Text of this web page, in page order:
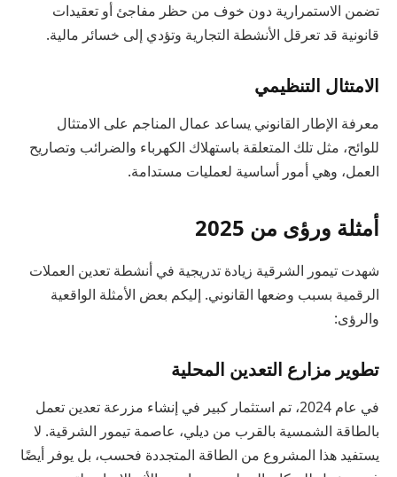
تضمن الاستمرارية دون خوف من حظر مفاجئ أو تعقيدات
قانونية قد تعرقل الأنشطة التجارية وتؤدي إلى خسائر مالية.
الامتثال التنظيمي
معرفة الإطار القانوني يساعد عمال المناجم على الامتثال
للوائح، مثل تلك المتعلقة باستهلاك الكهرباء والضرائب وتصاريح
العمل، وهي أمور أساسية لعمليات مستدامة.
أمثلة ورؤى من 2025
شهدت تيمور الشرقية زيادة تدريجية في أنشطة تعدين العملات
الرقمية بسبب وضعها القانوني. إليكم بعض الأمثلة الواقعية
والرؤى:
تطوير مزارع التعدين المحلية
في عام 2024، تم استثمار كبير في إنشاء مزرعة تعدين تعمل
بالطاقة الشمسية بالقرب من ديلي، عاصمة تيمور الشرقية. لا
يستفيد هذا المشروع من الطاقة المتجددة فحسب، بل يوفر أيضًا